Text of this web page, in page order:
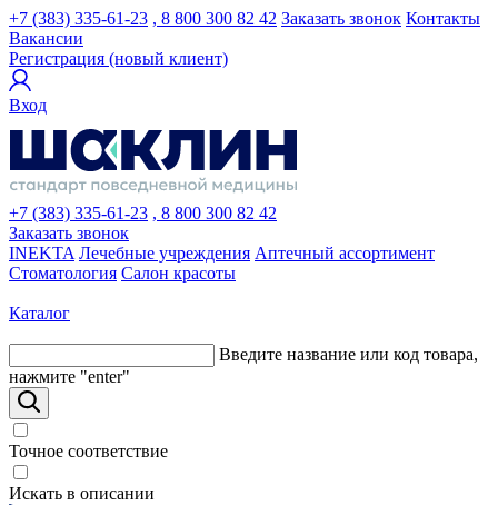
+7 (383) 335-61-23 , 8 800 300 82 42 Заказать звонок Контакты
Вакансии
Регистрация (новый клиент)
Вход
+7 (383) 335-61-23 , 8 800 300 82 42
Заказать звонок
INEKTA Лечебные учреждения Аптечный ассортимент
Стоматология Салон красоты
Каталог
Введите название или код товара,
нажмите "enter"
Точное соответствие
Искать в описании